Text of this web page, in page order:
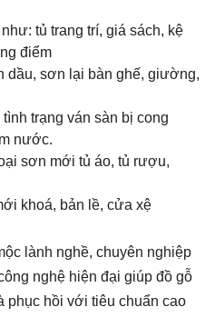
tủ trang trí, giá sách, kệ
điểm
dầu, sơn lại bàn ghế, giường,
trạng ván sàn bị cong
nước.
sơn mới tủ áo, tủ rượu,
khoá, bản lề, cửa xệ
lành nghề, chuyên nghiệp
nghệ hiện đại giúp đồ gỗ
hồi với tiêu chuẩn cao